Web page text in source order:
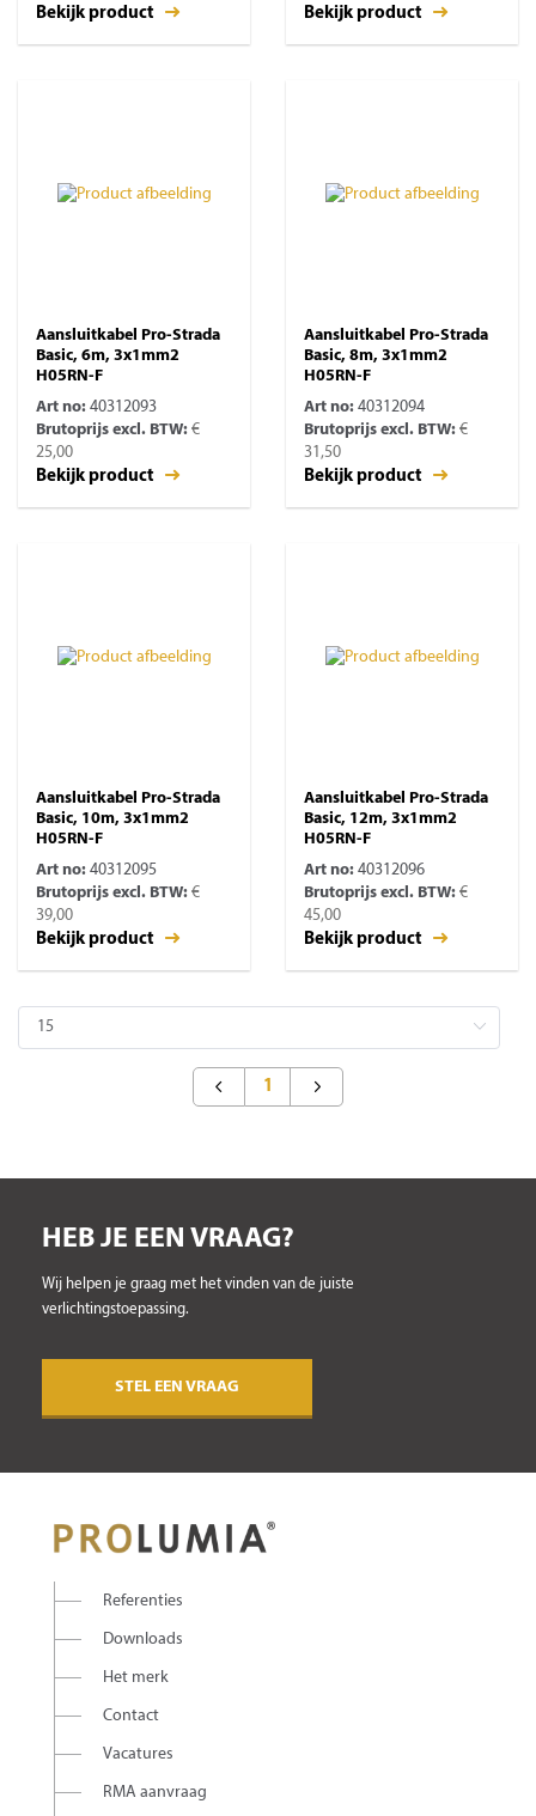
Bekijk product
Bekijk product
Aansluitkabel Pro-Strada
Basic, 6m, 3x1mm2
H05RN-F
Art no: 40312093
Brutoprijs excl. BTW: €
25,00
Bekijk product
Aansluitkabel Pro-Strada
Basic, 8m, 3x1mm2
H05RN-F
Art no: 40312094
Brutoprijs excl. BTW: €
31,50
Bekijk product
Aansluitkabel Pro-Strada
Basic, 10m, 3x1mm2
H05RN-F
Art no: 40312095
Brutoprijs excl. BTW: €
39,00
Bekijk product
Aansluitkabel Pro-Strada
Basic, 12m, 3x1mm2
H05RN-F
Art no: 40312096
Brutoprijs excl. BTW: €
45,00
Bekijk product
1
HEB JE EEN VRAAG?
Wij helpen je graag met het vinden van de juiste
verlichtingstoepassing.
STEL EEN VRAAG
Referenties
Downloads
Het merk
Contact
Vacatures
RMA aanvraag